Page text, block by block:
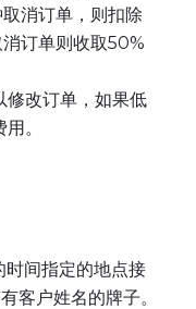
消订单，则扣除
订单则收取50%
修改订单，如果低
。
间指定的地点接
客户姓名的牌子。